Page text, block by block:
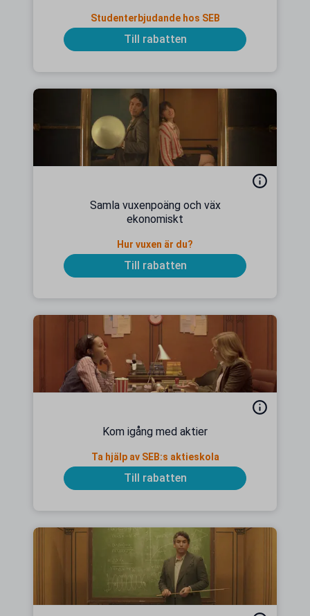
Studenterbjudande hos SEB
Till rabatten
Samla vuxenpoäng och väx
ekonomiskt
Hur vuxen är du?
Till rabatten
Kom igång med aktier
Ta hjälp av SEB:s aktieskola
Till rabatten